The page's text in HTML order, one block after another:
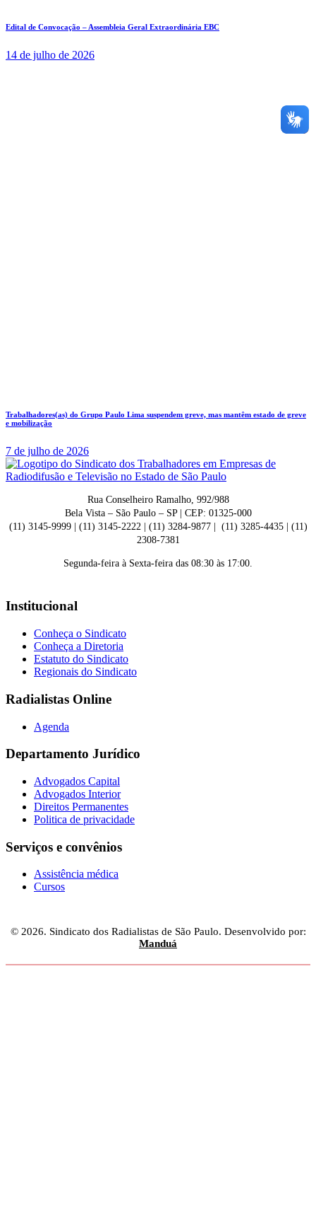
Edital de Convocação – Assembleia Geral Extraordinária EBC
14 de julho de 2026
Trabalhadores(as) do Grupo Paulo Lima suspendem greve, mas mantêm estado de greve
e mobilização
7 de julho de 2026
Rua Conselheiro Ramalho, 992/988
Bela Vista – São Paulo – SP | CEP: 01325-000
(11) 3145-9999 | (11) 3145-2222 | (11) 3284-9877 | (11) 3285-4435 | (11)
2308-7381
Segunda-feira à Sexta-feira das 08:30 às 17:00.
Institucional
Conheça o Sindicato
Conheça a Diretoria
Estatuto do Sindicato
Regionais do Sindicato
Radialistas Online
Agenda
Departamento Jurídico
Advogados Capital
Advogados Interior
Direitos Permanentes
Politica de privacidade
Serviços e convênios
Assistência médica
Cursos
© 2026. Sindicato dos Radialistas de São Paulo. Desenvolvido por:
Manduá